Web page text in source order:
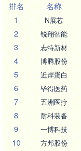
排名
名称
1
N展芯
2 锐翔智能
3 志特新材
4 博腾股份
5 近岸蛋白
6 毕得医药
7 五洲医疗
8 耐科装备
9 一博科技
10 方邦股份